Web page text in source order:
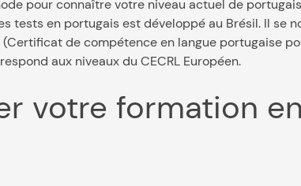
pour connaître votre niveau actuel de
tests en portugais est développé au Brésil. Il se
de compétence en langue portugaise
aux niveaux du CECRL Européen.
votre formation